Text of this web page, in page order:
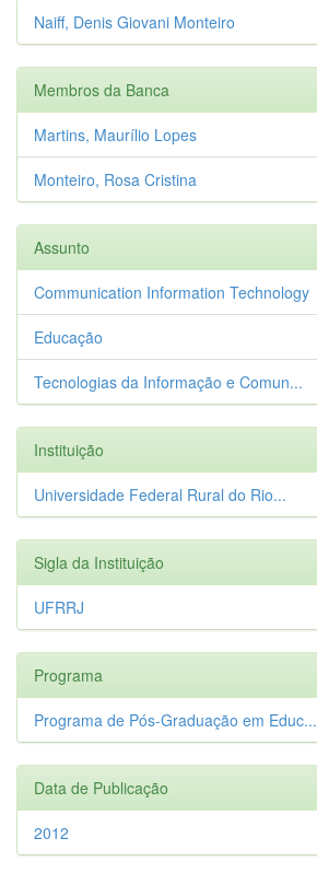
Naiff, Denis Giovani Monteiro
Membros da Banca
Martins, Maurílio Lopes
Monteiro, Rosa Cristina
Assunto
Communication Information Technology
Educação
Tecnologias da Informação e Comun...
Instituição
Universidade Federal Rural do Rio...
Sigla da Instituição
UFRRJ
Programa
Programa de Pós-Graduação em Educ...
Data de Publicação
2012